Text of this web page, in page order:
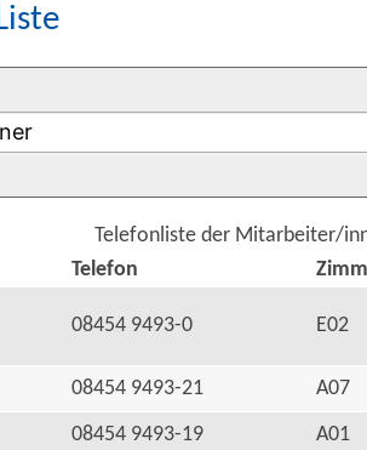
Telefonliste der Mitarbeiter/
Telefon
08454 9493-0 E02
08454 9493-21
A07
08454 9493-19
A01